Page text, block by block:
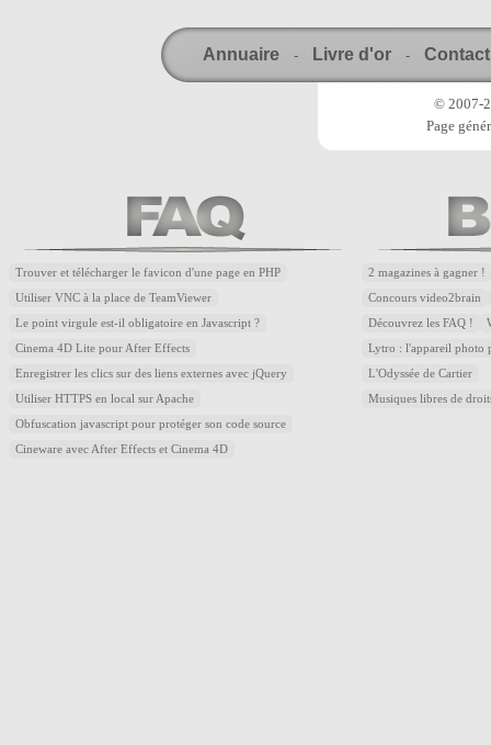
Annuaire - Livre d'or - Contact
© 2007-
Page
Trouver et télécharger le favicon d'une page en PHP
Utiliser VNC à la place de TeamViewer
Le point virgule est-il obligatoire en Javascript ?
Cinema 4D Lite pour After Effects
Enregistrer les clics sur des liens externes avec jQuery
Utiliser HTTPS en local sur Apache
Obfuscation javascript pour protéger son code source
Cineware avec After Effects et Cinema 4D
2 magazines à gagner !
Concours video2brain
Découvrez les FAQ !
Lytro : l'appareil photo
L'Odyssée de Cartier
Musiques libres de